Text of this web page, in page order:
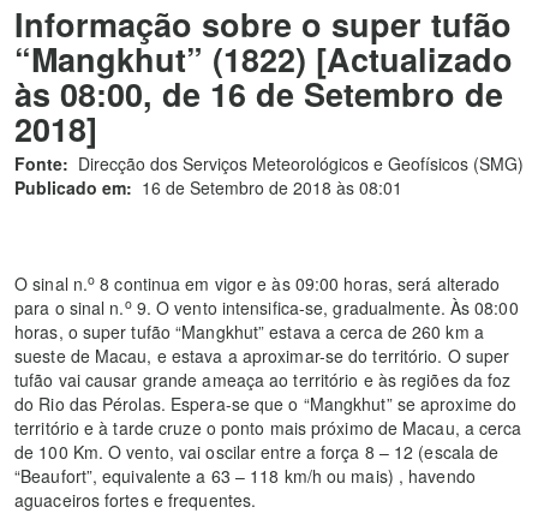
Informação sobre o super tufão
“Mangkhut” (1822) [Actualizado
às 08:00, de 16 de Setembro de
2018]
Fonte: Direcção dos Serviços Meteorológicos e Geofísicos (SMG)
Publicado em: 16 de Setembro de 2018 às 08:01
O sinal n.o 8 continua em vigor e às 09:00 horas, será alterado
para o sinal n.o9. O vento intensifica-se, gradualmente. Às 08:00
horas, o super tufão “Mangkhut” estava a cerca de 260 km a
sueste de Macau, e estava a aproximar-se do território. O super
tufão vai causar grande ameaça ao território e às regiões da foz
do Rio das Pérolas. Espera-se que o “Mangkhut” se aproxime do
território e à tarde cruze o ponto mais próximo de Macau, a cerca
de 100 Km. O vento, vai oscilar entre a força 8 – 12 (escala de
“Beaufort”, equivalente a 63 – 118 km/h ou mais) , havendo
aguaceiros fortes e frequentes.